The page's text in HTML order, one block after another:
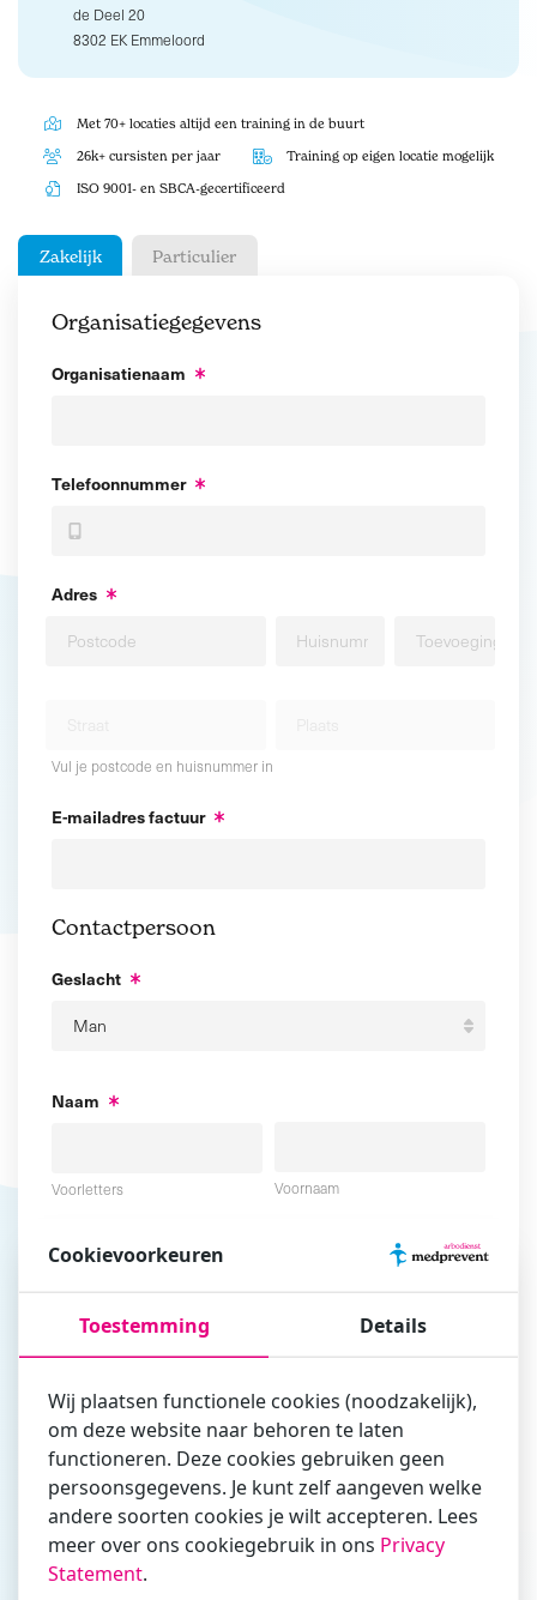
de Deel 20
8302 EK Emmeloord
Met 70+ locaties altijd een training in de buurt
26k+ cursisten per jaar Training op eigen locatie mogelijk
ISO 9001- en SBCA-gecertificeerd
Zakelijk Particulier
Organisatiegegevens
Organisatienaam
Telefoonnummer
Adres
Vul je postcode en huisnummer in
E-mailadres factuur
Contactpersoon
Geslacht
Naam
Voorletters Voornaam
Tussenvoegsel Achternaam
E-mailadres
Vul hier bij voorkeur het e-mailadres in waarmee je
zakelijk/administratief correspondeert
Is de contactpersoon ook een cursist?
Ja
Nee
Cookievoorkeuren
Toestemming Details
Wij plaatsen functionele cookies (noodzakelijk),
om deze website naar behoren te laten
functioneren. Deze cookies gebruiken geen
persoonsgegevens. Je kunt zelf aangeven welke
andere soorten cookies je wilt accepteren. Lees
meer over ons cookiegebruik in ons Privacy
Statement.